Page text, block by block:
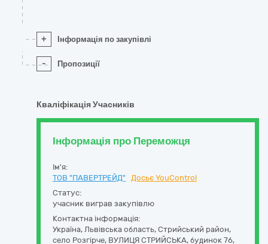
+ Інформація по закупівлі
- Пропозиції
Кваліфікація Учасників
Інформація про Переможця
Ім'я:
ТОВ "ПАВЕРТРЕЙД"
Досьє YouControl
Статус:
учасник виграв закупівлю
Контактна інформація:
Україна, Львівська область, Стрийський район,
село Розгірче, ВУЛИЦЯ СТРИЙСЬКА, будинок 76,